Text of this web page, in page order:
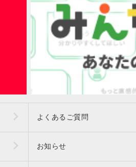
よくあるご質問
お知らせ